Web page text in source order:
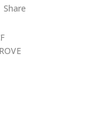
Share